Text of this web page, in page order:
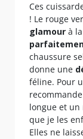
Ces
! Le rouge
glamour à
chaussure
donne une
féline. Pour
longue et un
que je les
Elles ne